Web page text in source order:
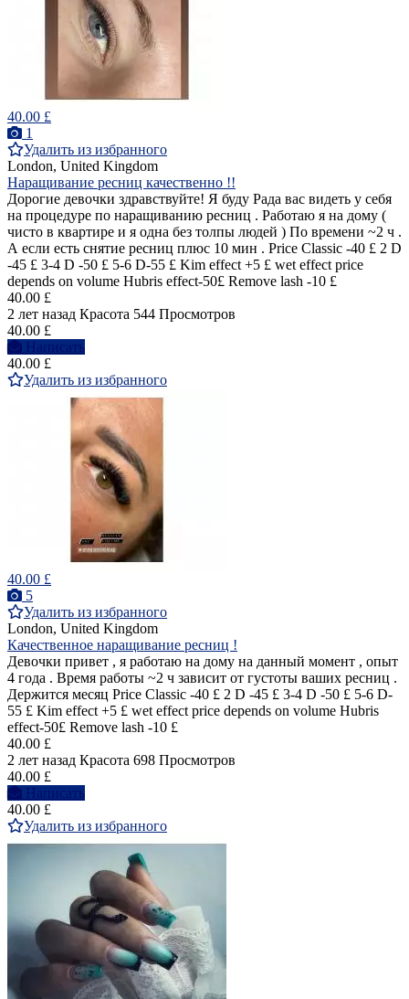
40.00 £
1
Удалить из избранного
London, United Kingdom
Наращивание ресниц качественно !!
Дорогие девочки здравствуйте! Я буду Рада вас видеть у себя
на процедуре по наращиванию ресниц . Работаю я на дому (
чисто в квартире и я одна без толпы людей ) По времени ~2 ч .
А если есть снятие ресниц плюс 10 мин . Price Classic -40 £ 2 D
-45 £ 3-4 D -50 £ 5-6 D-55 £ Kim effect +5 £ wet effect price
depends on volume Hubris effect-50£ Remove lash -10 £
40.00 £
2 лет назад Красота 544 Просмотров
40.00 £
Написать
40.00 £
Удалить из избранного
40.00 £
5
Удалить из избранного
London, United Kingdom
Качественное наращивание ресниц !
Девочки привет , я работаю на дому на данный момент , опыт
4 года . Время работы ~2 ч зависит от густоты ваших ресниц .
Держится месяц Price Classic -40 £ 2 D -45 £ 3-4 D -50 £ 5-6 D-
55 £ Kim effect +5 £ wet effect price depends on volume Hubris
effect-50£ Remove lash -10 £
40.00 £
2 лет назад Красота 698 Просмотров
40.00 £
Написать
40.00 £
Удалить из избранного